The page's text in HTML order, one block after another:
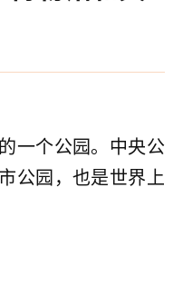
一个公园。中央公
公园，也是世界上